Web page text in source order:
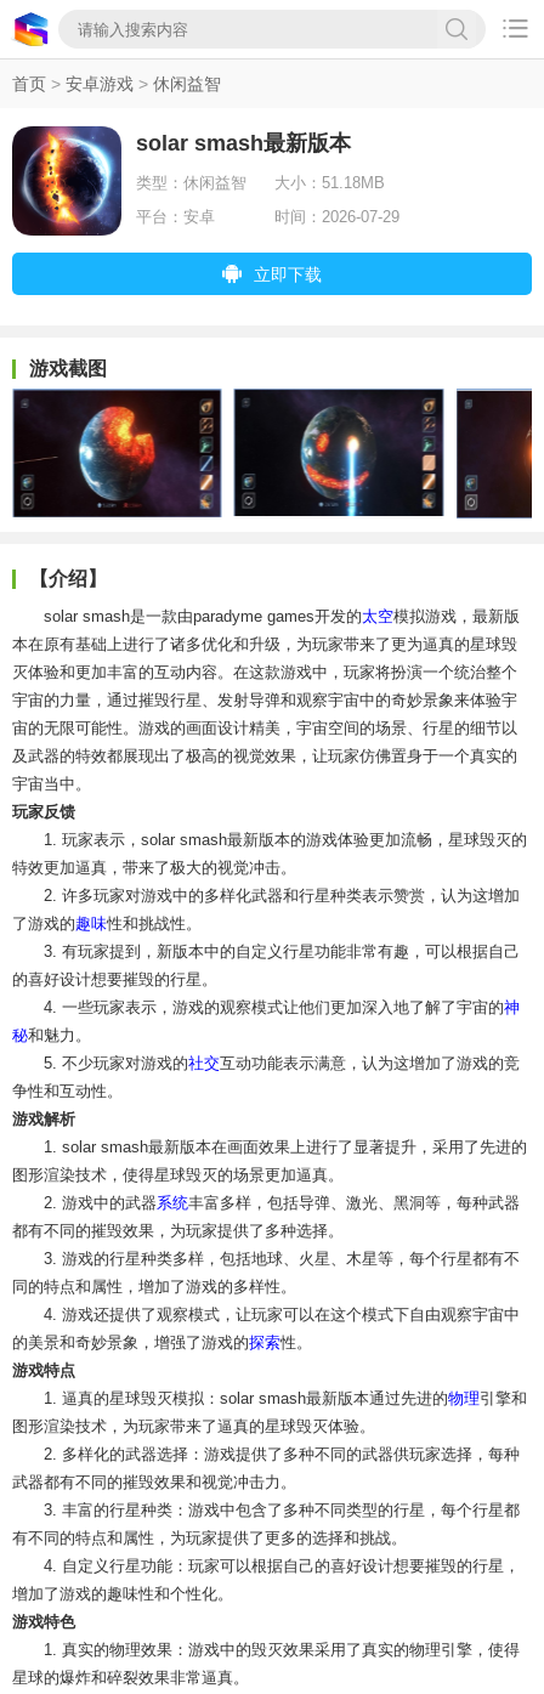

首页 > 安卓游戏 > 休闲益智
solar smash最新版本
类型： 休闲益智 大小： 51.18MB
平台： 安卓 时间： 2026-07-29
立即下载
游戏截图
【介绍】
solar smash是一款由paradyme games开发的太空模拟游戏，最新版
本在原有基础上进行了诸多优化和升级，为玩家带来了更为逼真的星球毁
灭体验和更加丰富的互动内容。在这款游戏中，玩家将扮演一个统治整个
宇宙的力量，通过摧毁行星、发射导弹和观察宇宙中的奇妙景象来体验宇
宙的无限可能性。游戏的画面设计精美，宇宙空间的场景、行星的细节以
及武器的特效都展现出了极高的视觉效果，让玩家仿佛置身于一个真实的
宇宙当中。
玩家反馈
1. 玩家表示，solar smash最新版本的游戏体验更加流畅，星球毁灭的
特效更加逼真，带来了极大的视觉冲击。
2. 许多玩家对游戏中的多样化武器和行星种类表示赞赏，认为这增加
了游戏的趣味性和挑战性。
3. 有玩家提到，新版本中的自定义行星功能非常有趣，可以根据自己
的喜好设计想要摧毁的行星。
4. 一些玩家表示，游戏的观察模式让他们更加深入地了解了宇宙的神
秘和魅力。
5. 不少玩家对游戏的社交互动功能表示满意，认为这增加了游戏的竞
争性和互动性。
游戏解析
1. solar smash最新版本在画面效果上进行了显著提升，采用了先进的
图形渲染技术，使得星球毁灭的场景更加逼真。
2. 游戏中的武器系统丰富多样，包括导弹、激光、黑洞等，每种武器
都有不同的摧毁效果，为玩家提供了多种选择。
3. 游戏的行星种类多样，包括地球、火星、木星等，每个行星都有不
同的特点和属性，增加了游戏的多样性。
4. 游戏还提供了观察模式，让玩家可以在这个模式下自由观察宇宙中
的美景和奇妙景象，增强了游戏的探索性。
游戏特点
1. 逼真的星球毁灭模拟：solar smash最新版本通过先进的物理引擎和
图形渲染技术，为玩家带来了逼真的星球毁灭体验。
2. 多样化的武器选择：游戏提供了多种不同的武器供玩家选择，每种
武器都有不同的摧毁效果和视觉冲击力。
3. 丰富的行星种类：游戏中包含了多种不同类型的行星，每个行星都
有不同的特点和属性，为玩家提供了更多的选择和挑战。
4. 自定义行星功能：玩家可以根据自己的喜好设计想要摧毁的行星，
增加了游戏的趣味性和个性化。
游戏特色
1. 真实的物理效果：游戏中的毁灭效果采用了真实的物理引擎，使得
星球的爆炸和碎裂效果非常逼真。